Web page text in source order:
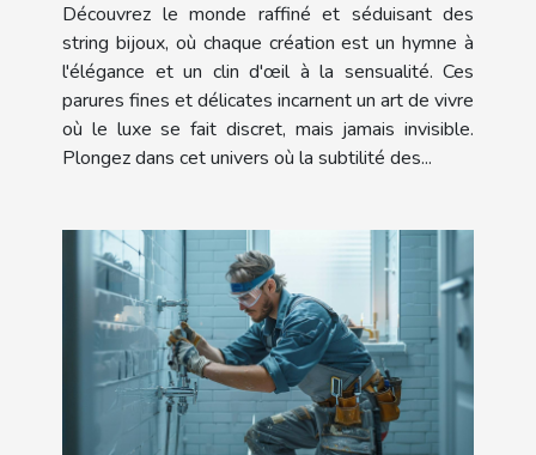
Découvrez le monde raffiné et séduisant des
string bijoux, où chaque création est un hymne à
l'élégance et un clin d'œil à la sensualité. Ces
parures fines et délicates incarnent un art de vivre
où le luxe se fait discret, mais jamais invisible.
Plongez dans cet univers où la subtilité des...